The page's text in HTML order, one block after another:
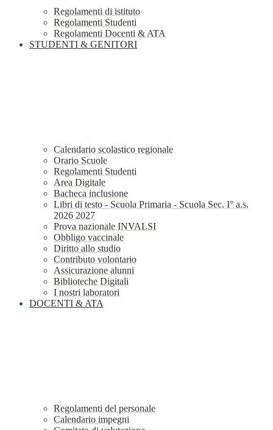
Regolamenti di istituto
Regolamenti Studenti
Regolamenti Docenti & ATA
STUDENTI & GENITORI
Calendario scolastico regionale
Orario Scuole
Regolamenti Studenti
Area Digitale
Bacheca inclusione
Libri di testo - Scuola Primaria - Scuola Sec. I° a.s.
2026 2027
Prova nazionale INVALSI
Obbligo vaccinale
Diritto allo studio
Contributo volontario
Assicurazione alunni
Biblioteche Digitali
I nostri laboratori
DOCENTI & ATA
Regolamenti del personale
Calendario impegni